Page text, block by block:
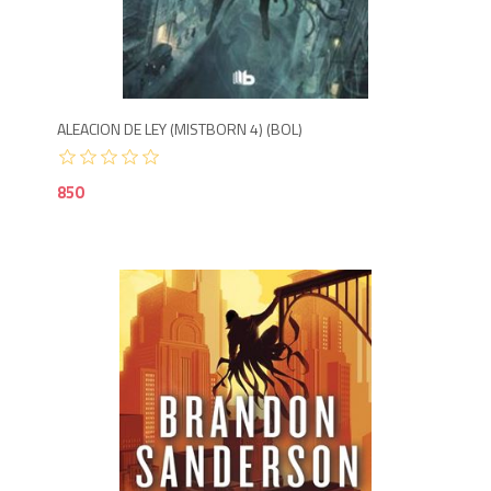
ALEACION DE LEY (MISTBORN 4) (BOL)
850